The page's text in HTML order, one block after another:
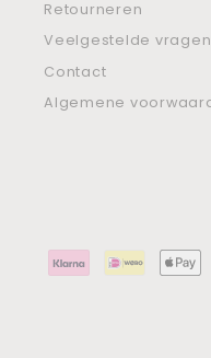
Retourneren
Veelgestelde vragen
Contact
Algemene